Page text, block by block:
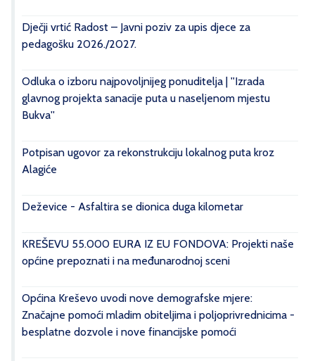
Dječji vrtić Radost – Javni poziv za upis djece za
pedagošku 2026./2027.
Odluka o izboru najpovoljnijeg ponuditelja | ''Izrada
glavnog projekta sanacije puta u naseljenom mjestu
Bukva''
Potpisan ugovor za rekonstrukciju lokalnog puta kroz
Alagiće
Deževice - Asfaltira se dionica duga kilometar
KREŠEVU 55.000 EURA IZ EU FONDOVA: Projekti naše
općine prepoznati i na međunarodnoj sceni
Općina Kreševo uvodi nove demografske mjere:
Značajne pomoći mladim obiteljima i poljoprivrednicima -
besplatne dozvole i nove financijske pomoći